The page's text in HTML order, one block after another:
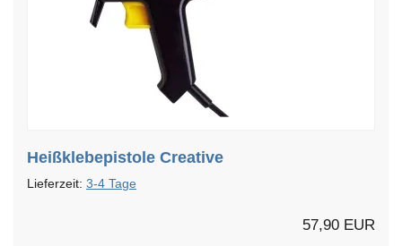
Heißklebepistole Creative
Lieferzeit: 3-4 Tage
57,90 EUR